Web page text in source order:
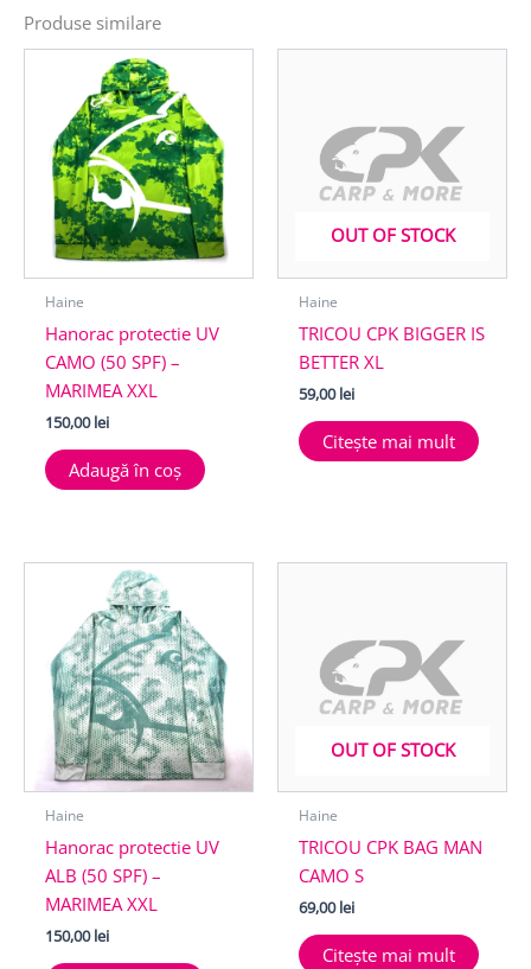
Produse similare
Haine
Hanorac protectie UV
CAMO (50 SPF) –
MARIMEA XXL
150,00lei
Adaugă în coș
OUT OF STOCK
Haine
TRICOU CPK BIGGER IS
BETTER XL
59,00lei
Citește mai mult
Haine
Hanorac protectie UV
ALB (50 SPF) –
MARIMEA XXL
150,00lei
OUT OF STOCK
Haine
TRICOU CPK BAG MAN
CAMO S
69,00lei
Citește mai mult